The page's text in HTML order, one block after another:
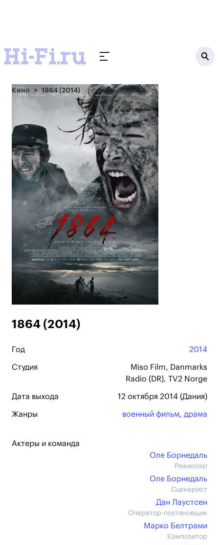
Кино 1864 (2014)
1864 (2014)
Год 2014
Студия
Miso Film, Danmarks
Radio (DR), TV2 Norge
Дата выхода 12 октября 2014 (Дания)
Жанры военный фильм, драма
Актеры и команда
Оле Борнедаль
Режиссер
Оле Борнедаль
Сценарист
Дан Лаустсен
Оператор-постановщик
Марко Белтрами
Композитор